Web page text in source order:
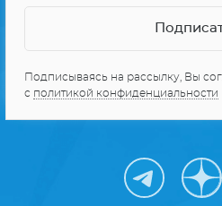
Подписываясь на рассылку, Вы
с политикой конфиденциальности